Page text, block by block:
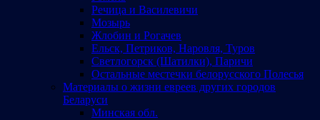
Речица и Василевичи
Мозырь
Жлобин и Рогачев
Ельск, Петриков, Наровля, Туров
Светлогорск (Шатилки), Паричи
Остальные местечки белорусского Полесья
Материалы о жизни евреев других городов
Беларуси
Минская обл.